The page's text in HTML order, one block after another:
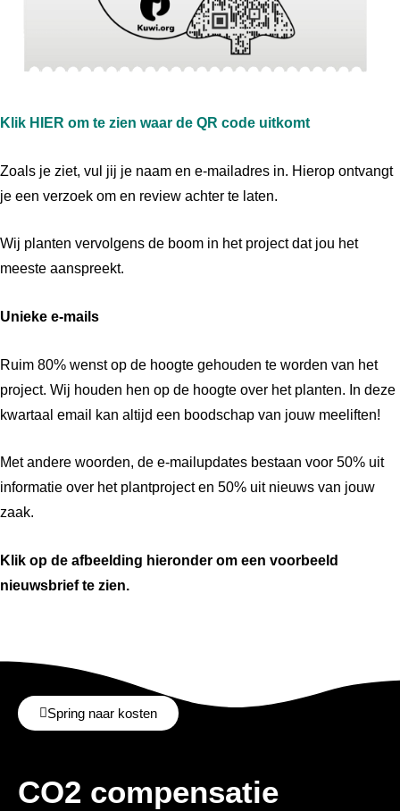
Klik HIER om te zien waar de QR code uitkomt
Zoals je ziet, vul jij je naam en e-mailadres in. Hierop ontvangt
je een verzoek om en review achter te laten.
Wij planten vervolgens de boom in het project dat jou het
meeste aanspreekt.
Unieke e-mails
Ruim 80% wenst op de hoogte gehouden te worden van het
project. Wij houden hen op de hoogte over het planten. In deze
kwartaal email kan altijd een boodschap van jouw meeliften!
Met andere woorden, de e-mailupdates bestaan voor 50% uit
informatie over het plantproject en 50% uit nieuws van jouw
zaak.
Klik op de afbeelding hieronder om een voorbeeld
nieuwsbrief te zien.
Spring naar kosten
CO2 compensatie